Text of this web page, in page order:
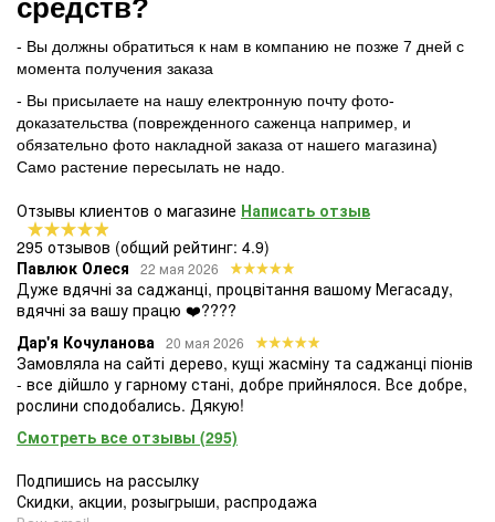
средств?
- Вы должны обратиться к нам в компанию не позже 7 дней с
момента получения заказа
- Вы присылаете на нашу електронную почту фото-
доказательства (поврежденного саженца например, и
обязательно фото накладной заказа от нашего магазина)
Само растение пересылать не надо.
Отзывы клиентов о магазине Написать отзыв
295 отзывов (общий рейтинг: 4.9)
Павлюк Олеся
22 мая 2026
Дуже вдячні за саджанці, процвітання вашому Мегасаду,
вдячні за вашу працю ❤️????
Дар'я Кочуланова 20 мая 2026
Замовляла на сайті дерево, кущі жасміну та саджанці піонів
- все дійшло у гарному стані, добре прийнялося. Все добре,
рослини сподобались. Дякую!
Смотреть все отзывы (295)
Подпишись на рассылку
Скидки, акции, розыгрыши, распродажа